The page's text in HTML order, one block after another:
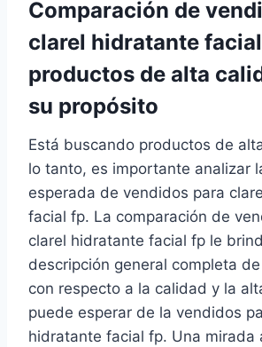
Comparación de
clarel hidratante
productos de alta
su propósito
Está buscando productos de
lo tanto, es importante analizar
esperada de vendidos para
facial fp. La comparación de
clarel hidratante facial fp le
descripción general completa
con respecto a la calidad y la
puede esperar de la vendidos
hidratante facial fp. Una mirada